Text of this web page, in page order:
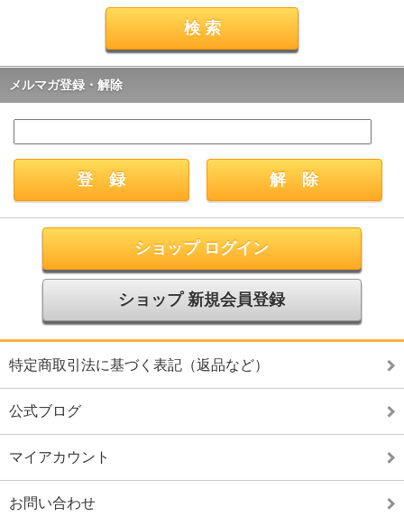
メルマガ登録・解除
ショップ ログイン
ショップ 新規会員登録
特定商取引法に基づく表記（返品など）
公式ブログ
マイアカウント
お問い合わせ